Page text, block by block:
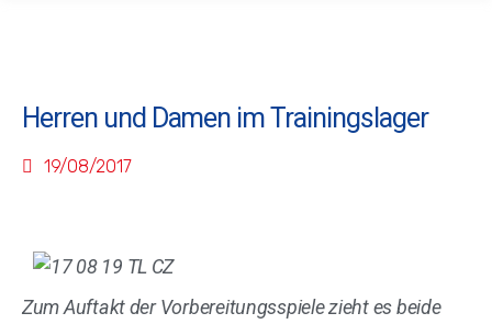
Herren und Damen im Trainingslager
19/08/2017
Zum Auftakt der Vorbereitungsspiele zieht es beide